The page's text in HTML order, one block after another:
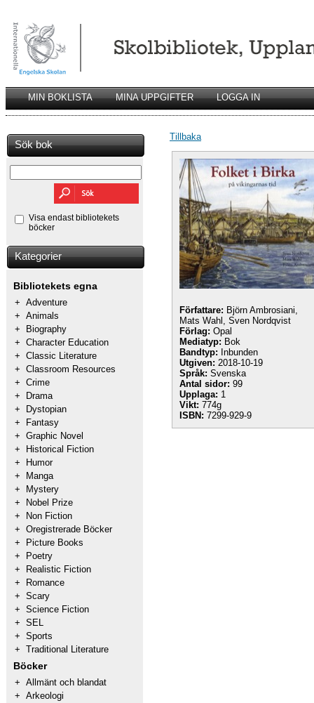
MIN BOKLISTA MINA UPPGIFTER LOGGA IN
Sök bok
Visa endast bibliotekets
böcker
Kategorier
Bibliotekets egna
+ Adventure
+ Animals
+
Biography
+ Character Education
+ Classic Literature
+ Classroom Resources
+ Crime
+
Drama
+
Dystopian
+
Fantasy
+ Graphic Novel
+
Historical Fiction
+
Humor
+
Manga
+
Mystery
+
Nobel Prize
+
Non Fiction
+ Oregistrerade Böcker
+
Picture Books
+
Poetry
+
Realistic Fiction
+
Romance
+ Scary
+ Science Fiction
+ SEL
+ Sports
+ Traditional Literature
Böcker
+ Allmänt och blandat
+ Arkeologi
Tillbaka
Författare: Björn Ambrosiani,
Mats Wahl, Sven Nordqvist
Förlag: Opal
Mediatyp: Bok
Bandtyp: Inbunden
Utgiven: 2018-10-19
Språk: Svenska
Antal sidor: 99
Upplaga: 1
Vikt: 774g
ISBN: 7299-929-9